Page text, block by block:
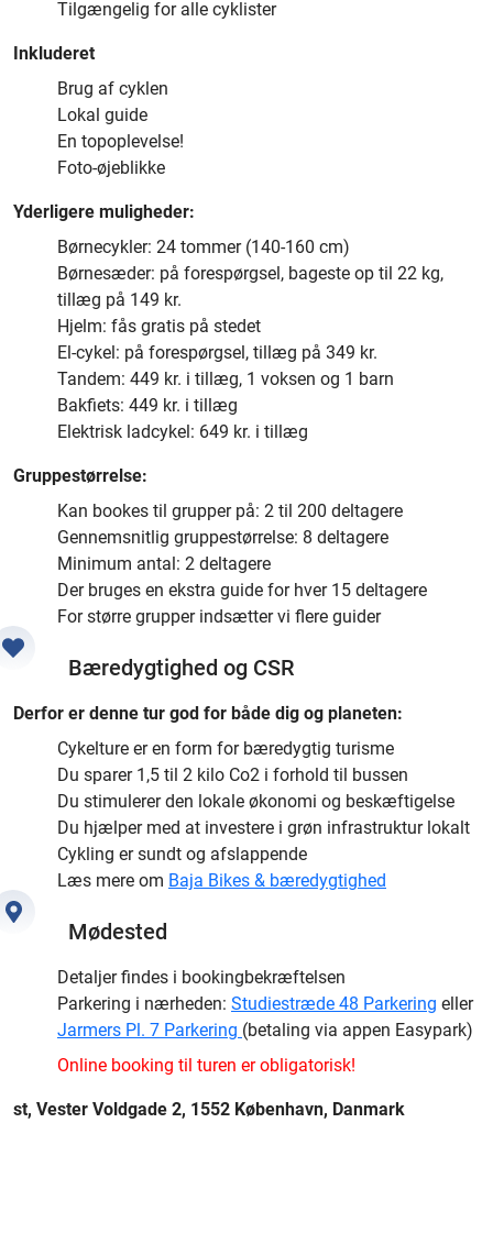
Tilgængelig for alle cyklister
Inkluderet
Brug af cyklen
Lokal guide
En topoplevelse!
Foto-øjeblikke
Yderligere muligheder:
Børnecykler: 24 tommer (140-160 cm)
Børnesæder: på forespørgsel, bageste op til 22 kg,
tillæg på 149 kr.
Hjelm: fås gratis på stedet
El-cykel: på forespørgsel, tillæg på 349 kr.
Tandem: 449 kr. i tillæg, 1 voksen og 1 barn
Bakfiets: 449 kr. i tillæg
Elektrisk ladcykel: 649 kr. i tillæg
Gruppestørrelse:
Kan bookes til grupper på: 2 til 200 deltagere
Gennemsnitlig gruppestørrelse: 8 deltagere
Minimum antal: 2 deltagere
Der bruges en ekstra guide for hver 15 deltagere
For større grupper indsætter vi flere guider
Bæredygtighed og CSR
Derfor er denne tur god for både dig og planeten:
Cykelture er en form for bæredygtig turisme
Du sparer 1,5 til 2 kilo Co2 i forhold til bussen
Du stimulerer den lokale økonomi og beskæftigelse
Du hjælper med at investere i grøn infrastruktur lokalt
Cykling er sundt og afslappende
Læs mere om Baja Bikes & bæredygtighed
Mødested
Detaljer findes i bookingbekræftelsen
Parkering i nærheden: Studiestræde 48 Parkering eller
Jarmers Pl. 7 Parkering (betaling via appen Easypark)
Online booking til turen er obligatorisk!
st, Vester Voldgade 2, 1552 København, Danmark